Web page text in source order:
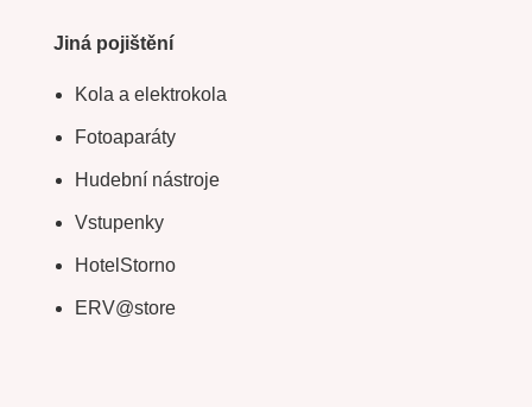
Jiná pojištění
Kola a elektrokola
Fotoaparáty
Hudební nástroje
Vstupenky
HotelStorno
ERV@store